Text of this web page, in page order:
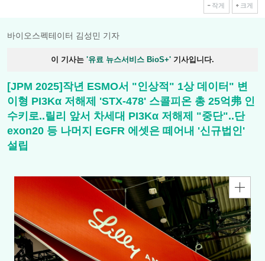
작게 크게
바이오스펙테이터 김성민 기자
이 기사는 '유료 뉴스서비스 BioS+' 기사입니다.
[JPM 2025]작년 ESMO서 "인상적" 1상 데이터" 변
이형 PI3Kα 저해제 'STX-478' 스콜피온 총 25억弗 인
수키로..릴리 앞서 차세대 PI3Kα 저해제 "중단"..단
exon20 등 나머지 EGFR 에셋은 떼어내 '신규법인'
설립